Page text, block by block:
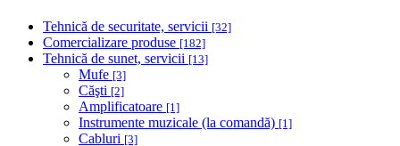
Tehnică de securitate, servicii [32]
Comercializare produse [182]
Tehnică de sunet, servicii [13]
Mufe [3]
Căşti [2]
Amplificatoare [1]
Instrumente muzicale (la comandă) [1]
Cabluri [3]